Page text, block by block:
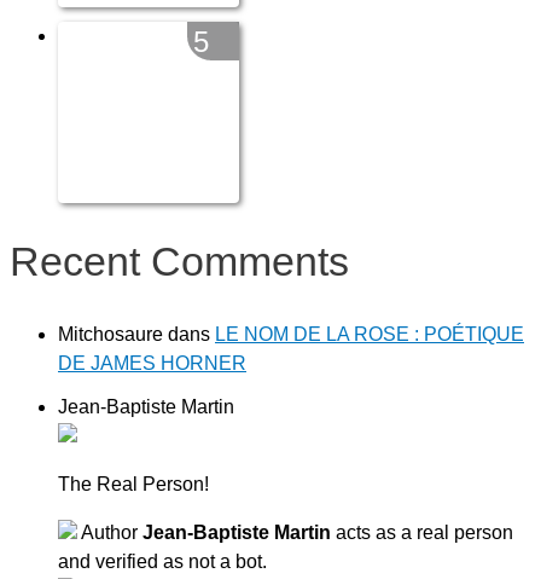
5
Recent Comments
Mitchosaure dans LE NOM DE LA ROSE : POÉTIQUE
DE JAMES HORNER
Jean-Baptiste Martin
The Real Person!
Author Jean-Baptiste Martin acts as a real person
and verified as not a bot.